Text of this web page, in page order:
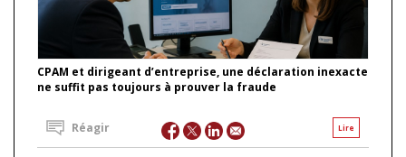
CPAM et dirigeant d’entreprise, une déclaration inexacte
ne suffit pas toujours à prouver la fraude
Lire
Réagir